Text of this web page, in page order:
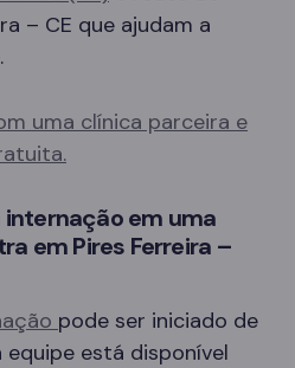
– CE que ajudam a
uma clínica parceira e
em uma
em Pires Ferreira –
pode ser iniciado de
equipe está disponível